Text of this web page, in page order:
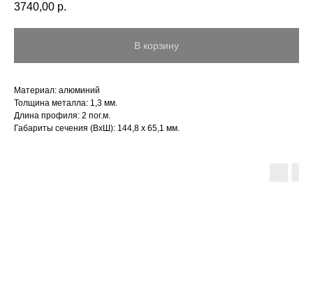
3740,00 р.
В корзину
Материал: алюминий
Толщина металла: 1,3 мм.
Длина профиля: 2 пог.м.
Габариты сечения (ВхШ): 144,8 х 65,1 мм.